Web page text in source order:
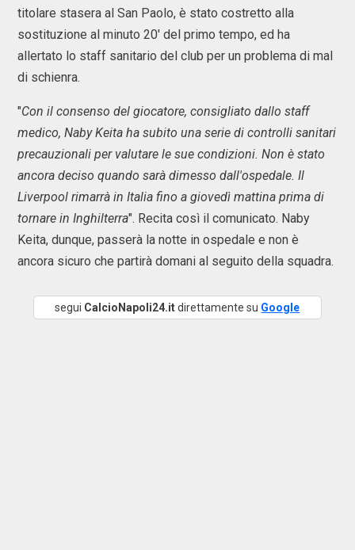
titolare stasera al San Paolo, è stato costretto alla
sostituzione al minuto 20' del primo tempo, ed ha
allertato lo staff sanitario del club per un problema di mal
di schienra.
"Con il consenso del giocatore, consigliato dallo staff
medico, Naby Keita ha subito una serie di controlli sanitari
precauzionali per valutare le sue condizioni. Non è stato
ancora deciso quando sarà dimesso dall'ospedale. Il
Liverpool rimarrà in Italia fino a giovedì mattina prima di
tornare in Inghilterra". Recita così il comunicato. Naby
Keita, dunque, passerà la notte in ospedale e non è
ancora sicuro che partirà domani al seguito della squadra.
segui CalcioNapoli24.itdirettamente su Google